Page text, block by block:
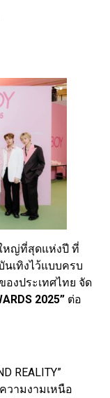
หญ่ที่สุดแห่งปี ที่
เทิงไว้แบบครบ
องประเทศไทย จัด
2025” ต่อ
REALITY”
วามงามเหนือ